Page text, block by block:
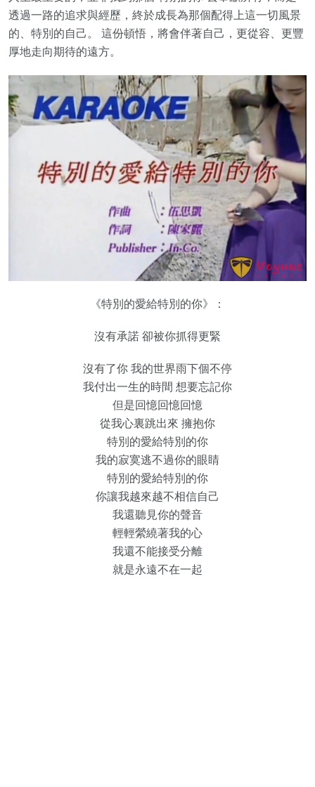
透過一路的追求與經歷，終於成長為那個配得上這一切風景
的、特別的自己。 這份頓悟，將會伴著自己，更從容、更豐
厚地走向期待的遠方。
《特別的愛給特別的你》：
沒有承諾 卻被你抓得更緊
沒有了你 我的世界雨下個不停
我付出一生的時間 想要忘記你
但是回憶回憶回憶
從我心裏跳出來 擁抱你
特別的愛給特別的你
我的寂寞逃不過你的眼睛
特別的愛給特別的你
你讓我越來越不相信自己
我還聽見你的聲音
輕輕縈繞著我的心
我還不能接受分離
就是永遠不在一起